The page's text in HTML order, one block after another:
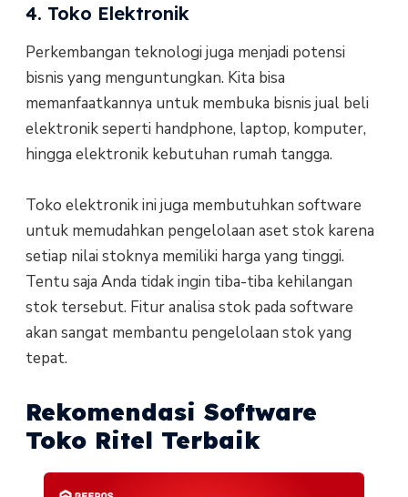
4. Toko Elektronik
Perkembangan teknologi juga menjadi potensi
bisnis yang menguntungkan. Kita bisa
memanfaatkannya untuk membuka bisnis jual beli
elektronik seperti handphone, laptop, komputer,
hingga elektronik kebutuhan rumah tangga.
Toko elektronik ini juga membutuhkan software
untuk memudahkan pengelolaan aset stok karena
setiap nilai stoknya memiliki harga yang tinggi.
Tentu saja Anda tidak ingin tiba-tiba kehilangan
stok tersebut. Fitur analisa stok pada software
akan sangat membantu pengelolaan stok yang
tepat.
Rekomendasi Software
Toko Ritel Terbaik